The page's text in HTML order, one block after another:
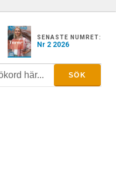
SENASTE NUMRET:
Nr 2 2026